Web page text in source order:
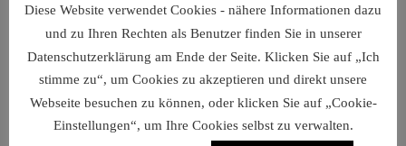
Diese Website verwendet Cookies - nähere Informationen dazu
und zu Ihren Rechten als Benutzer finden Sie in unserer
Datenschutzerklärung am Ende der Seite. Klicken Sie auf „Ich
stimme zu“, um Cookies zu akzeptieren und direkt unsere
Webseite besuchen zu können, oder klicken Sie auf „Cookie-
Einstellungen“, um Ihre Cookies selbst zu verwalten.